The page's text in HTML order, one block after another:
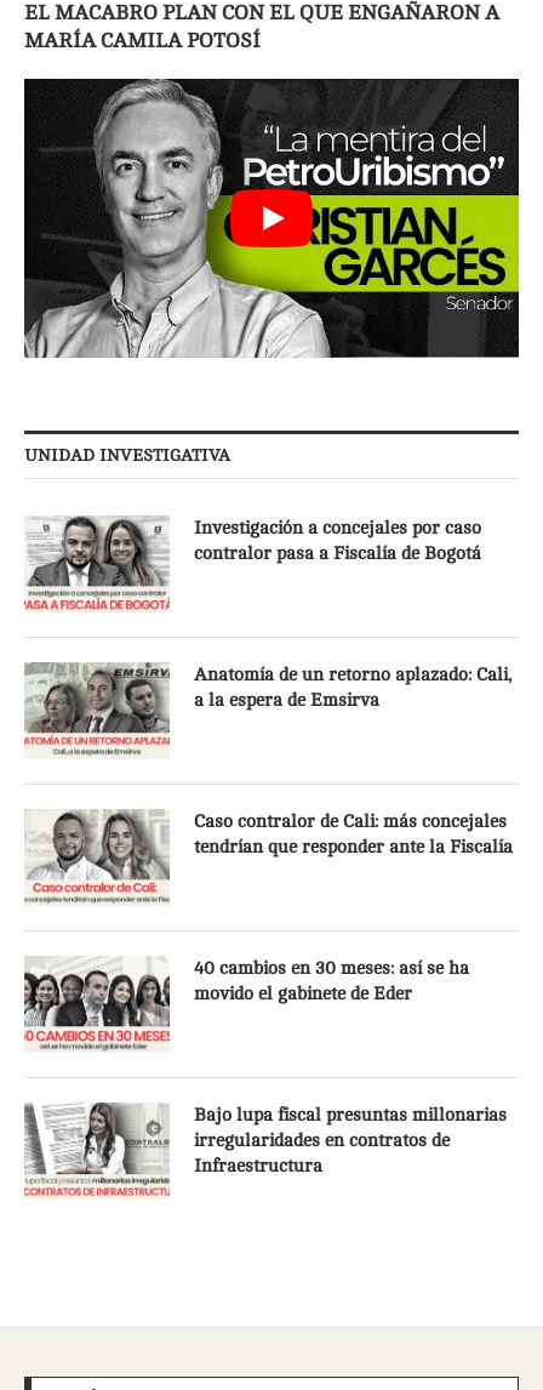
EL MACABRO PLAN CON EL QUE ENGAÑARON A
MARÍA CAMILA POTOSÍ
UNIDAD INVESTIGATIVA
Investigación a concejales por caso
contralor pasa a Fiscalía de Bogotá
Anatomía de un retorno aplazado: Cali,
a la espera de Emsirva
Caso contralor de Cali: más concejales
tendrían que responder ante la Fiscalía
40 cambios en 30 meses: así se ha
movido el gabinete de Eder
Bajo lupa fiscal presuntas millonarias
irregularidades en contratos de
Infraestructura